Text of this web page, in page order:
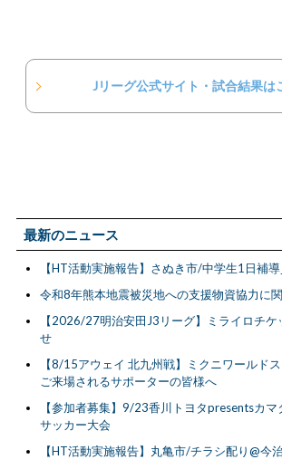
Jリーグ公式サイト・試合結果は
最新のニュース
【HT活動実施報告】さぬき市/中学生1日補導
令和8年熊本地震被災地への支援物資協力に
【2026/27明治安田J3リーグ】ミライロチケ
せ
【8/15アウェイ 北九州戦】ミクニワールド
ご来場されるサポーターの皆様へ
【参加者募集】9/23香川トヨタpresentsカ
サッカー大会
【HT活動実施報告】丸亀市/チラシ配り@今